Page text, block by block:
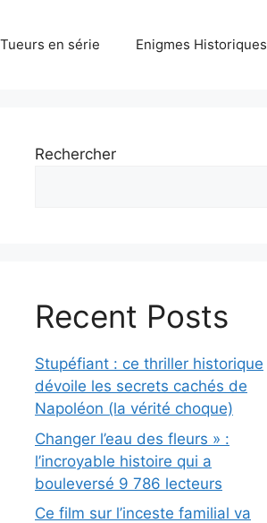
Tueurs en série Enigmes Historiques
Rechercher
Recent Posts
Stupéfiant : ce thriller historique
dévoile les secrets cachés de
Napoléon (la vérité choque)
Changer l’eau des fleurs » :
l’incroyable histoire qui a
bouleversé 9 786 lecteurs
Ce film sur l’inceste familial va